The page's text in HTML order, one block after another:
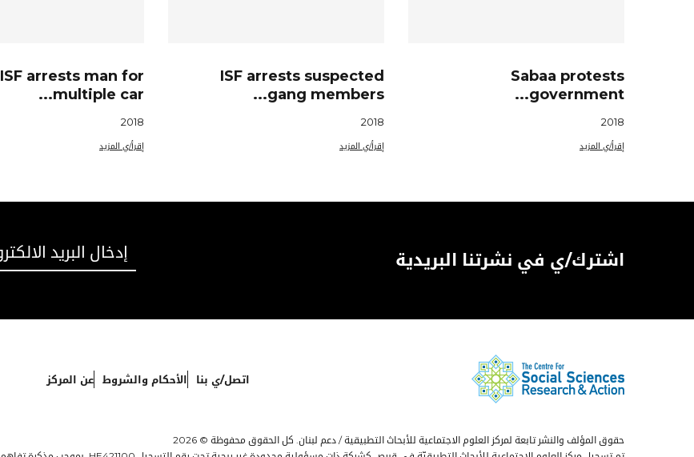
Sabaa protests
government...
2018
إقرأ/ي المزيد
ISF arrests suspected
gang members...
2018
إقرأ/ي المزيد
ISF arrests man for
multiple car...
2018
إقرأ/ي المزيد
اشترك/ي في نشرتنا البريدية
اتصل/ي بنا الأحكام والشروط عن المركز
حقوق المؤلف والنشر تابعة لمركز العلوم الاجتماعية للأبحاث التطبيقية / دعم لبنان. كل الحقوق محفوظة © 2026